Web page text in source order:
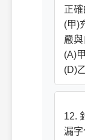
正確
(甲)
嚴
(A)
(D)
12.
漏